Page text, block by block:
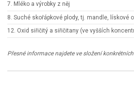
7. Mléko a výrobky z něj
8. Suché skořápkové plody, tj. mandle, lískové
12. Oxid siřičitý a siřičitany (ve vyšších
Přesné informace najdete ve složení